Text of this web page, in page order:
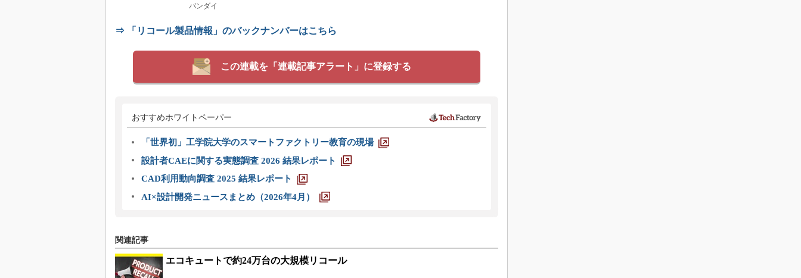
バンダイ
⇒ 「リコール製品情報」のバックナンバーはこちら
この連載を「連載記事アラート」に登録する
おすすめホワイトペーパー
「世界初」工学院大学のスマートファクトリー教育の現場
設計者CAEに関する実態調査 2026 結果レポート
CAD利用動向調査 2025 結果レポート
AI×設計開発ニュースまとめ（2026年4月）
関連記事
エコキュートで約24万台の大規模リコール